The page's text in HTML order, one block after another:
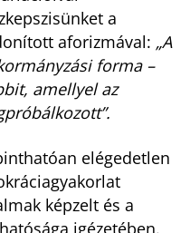
a
aforizmával: „A
forma –
amellyel az
elégedetlen
képzelt és a
igézetében.